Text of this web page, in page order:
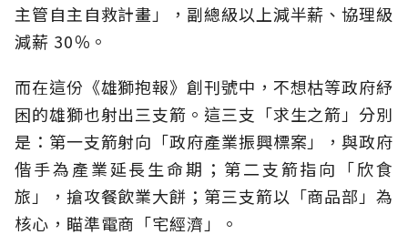
主管自主自救計畫」，副總級以上減半薪、協理級
減薪 30％。
而在這份《雄獅抱報》創刊號中，不想枯等政府紓
困的雄獅也射出三支箭。這三支「求生之箭」分別
是：第一支箭射向「政府產業振興標案」，與政府
偕手為產業延長生命期；第二支箭指向「欣食
旅」，搶攻餐飲業大餅；第三支箭以「商品部」為
核心，瞄準電商「宅經濟」。